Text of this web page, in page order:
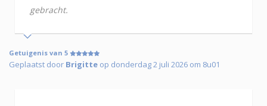
gebracht.
Getuigenis van 5
Geplaatst door Brigitte op donderdag 2 juli 2026 om 8u01